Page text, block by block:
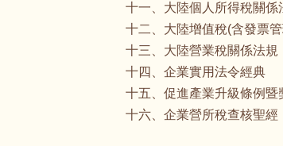
十一、大陸個人所得稅關係
十二、大陸增值稅(含發票
十三、大陸營業稅關係法規
十四、企業實用法令經典
十五、促進產業升級條例
十六、企業營所稅查核聖經